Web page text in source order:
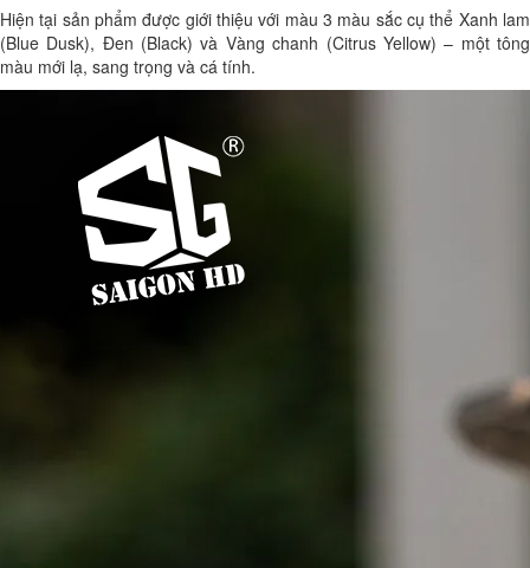
Hiện tại sản phẩm được giới thiệu với màu 3 màu sắc cụ thể Xanh lam
(Blue Dusk), Đen (Black) và Vàng chanh (Citrus Yellow) – một tông
màu mới lạ, sang trọng và cá tính.